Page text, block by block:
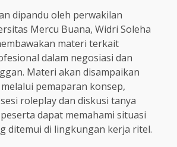
dipandu oleh perwakilan
Mercu Buana, Widri Soleha
materi terkait
dalam negosiasi dan
Materi akan disampaikan
pemaparan konsep,
roleplay dan diskusi tanya
dapat memahami situasi
ditemui di lingkungan kerja ritel.